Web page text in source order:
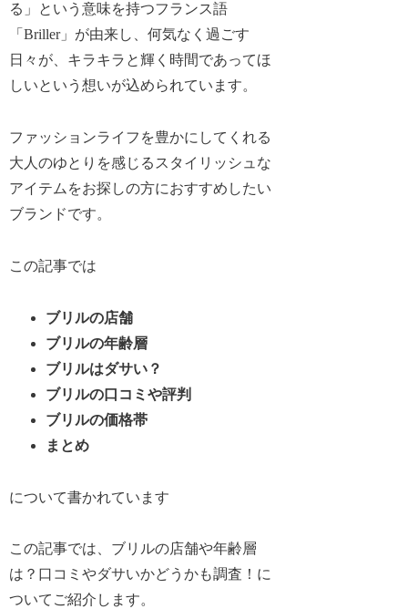
る」という意味を持つフランス語
「Briller」が由来し、何気なく過ごす
日々が、キラキラと輝く時間であってほ
しいという想いが込められています。
ファッションライフを豊かにしてくれる
大人のゆとりを感じるスタイリッシュな
アイテムをお探しの方におすすめしたい
ブランドです。
この記事では
ブリルの店舗
ブリルの年齢層
ブリルはダサい？
ブリルの口コミや評判
ブリルの価格帯
まとめ
について書かれています
この記事では、ブリルの店舗や年齢層
は？口コミやダサいかどうかも調査！に
ついてご紹介します。